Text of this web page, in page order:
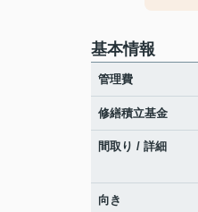
基本情報
管理費
修繕積立基金
間取り / 詳細
向き